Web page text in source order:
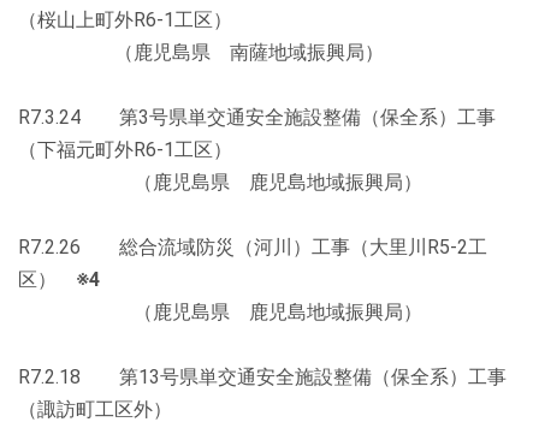
（桜山上町外R6-1工区）
（鹿児島県 南薩地域振興局）
R7.3.24 第3号県単交通安全施設整備（保全系）工事
（下福元町外R6-1工区）
（鹿児島県 鹿児島地域振興局）
R7.2.26 総合流域防災（河川）工事（大里川R5-2工
区） ※4
（鹿児島県 鹿児島地域振興局）
R7.2.18 第13号県単交通安全施設整備（保全系）工事
（諏訪町工区外）